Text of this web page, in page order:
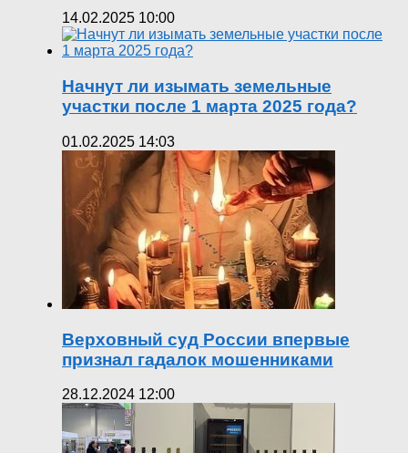
14.02.2025 10:00
Начнут ли изымать земельные
участки после 1 марта 2025 года?
01.02.2025 14:03
Верховный суд России впервые
признал гадалок мошенниками
28.12.2024 12:00